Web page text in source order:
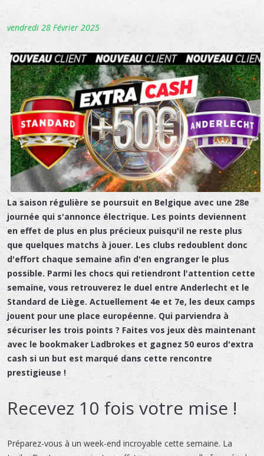
vendredi 28 Février 2025
La saison régulière se poursuit en Belgique avec une 28e
journée qui s'annonce électrique. Les points deviennent
en effet de plus en plus précieux puisqu'il ne reste plus
que quelques matchs à jouer. Les clubs redoublent donc
d'effort chaque semaine afin d'en engranger le plus
possible. Parmi les chocs qui retiendront l'attention cette
semaine, vous retrouverez le duel entre Anderlecht et le
Standard de Liège. Actuellement 4e et 7e, les deux camps
jouent pour une place européenne. Qui parviendra à
sécuriser les trois points ? Faites vos jeux dès maintenant
avec le bookmaker Ladbrokes et gagnez 50 euros d'extra
cash si un but est marqué dans cette rencontre
prestigieuse !
Recevez 10 fois votre mise !
Préparez-vous à un week-end incroyable cette semaine. La